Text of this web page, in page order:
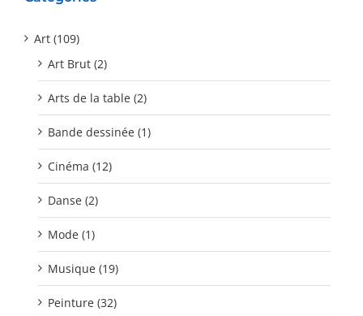
Art (109)
Art Brut (2)
Arts de la table (2)
Bande dessinée (1)
Cinéma (12)
Danse (2)
Mode (1)
Musique (19)
Peinture (32)